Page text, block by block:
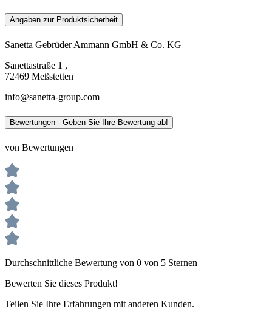
Angaben zur Produktsicherheit
Sanetta Gebrüder Ammann GmbH & Co. KG
Sanettastraße 1 ,
72469 Meßstetten
info@sanetta-group.com
Bewertungen - Geben Sie Ihre Bewertung ab!
von Bewertungen
Durchschnittliche Bewertung von 0 von 5 Sternen
Bewerten Sie dieses Produkt!
Teilen Sie Ihre Erfahrungen mit anderen Kunden.